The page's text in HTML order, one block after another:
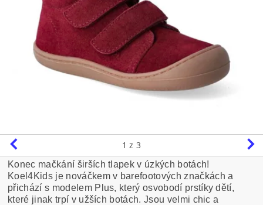
1 z 3
Konec mačkání širších tlapek v úzkých botách!
Koel4Kids je nováčkem v barefootových značkách a
přichází s modelem Plus, který osvobodí prstíky dětí,
které jinak trpí v užších botách. Jsou velmi chic a